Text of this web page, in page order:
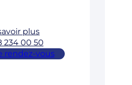
plus
234 00 50
rendez-vous